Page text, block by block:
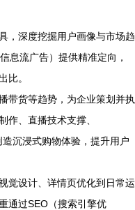
，深度挖掘用户画像与市场趋
息流广告）提供精准定向，
比。
带货等趋势，为企业策划并执
作、直播技术支撑、
沉浸式购物体验，提升用户
觉设计、详情页优化到日常运
通过SEO（搜索引擎优